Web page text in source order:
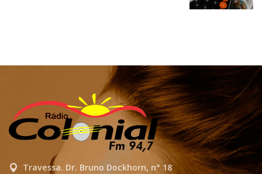
Travessa. Dr. Bruno Dockhorn, n° 18